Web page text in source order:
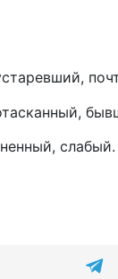
слабый.